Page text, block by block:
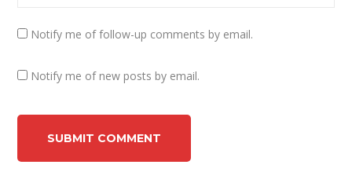
Notify me of follow-up comments by email.
Notify me of new posts by email.